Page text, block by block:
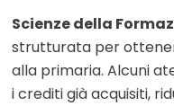
Scienze della
strutturata per
alla primaria. Alcuni
i crediti già acquisiti,